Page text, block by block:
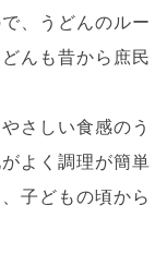
、うどんのルー
んも昔から庶民
さしい食感のう
よく調理が簡単
子どもの頃から